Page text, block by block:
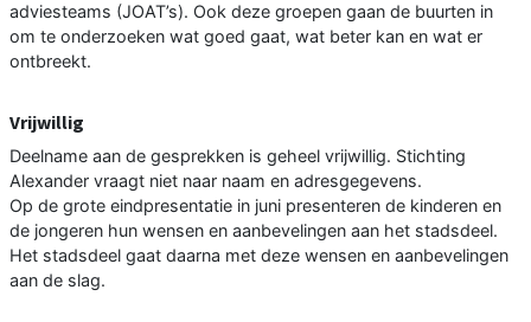
adviesteams (JOAT’s). Ook deze groepen gaan de buurten in
om te onderzoeken wat goed gaat, wat beter kan en wat er
ontbreekt.
Vrijwillig
Deelname aan de gesprekken is geheel vrijwillig. Stichting
Alexander vraagt niet naar naam en adresgegevens.
Op de grote eindpresentatie in juni presenteren de kinderen en
de jongeren hun wensen en aanbevelingen aan het stadsdeel.
Het stadsdeel gaat daarna met deze wensen en aanbevelingen
aan de slag.